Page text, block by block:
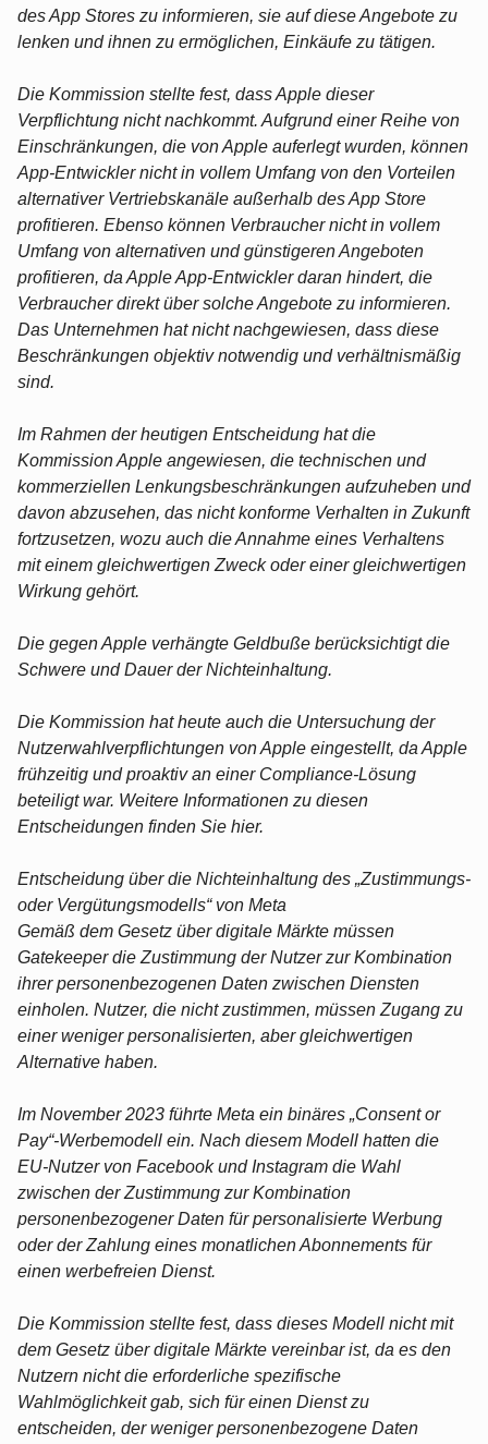
des App Stores zu informieren, sie auf diese Angebote zu
lenken und ihnen zu ermöglichen, Einkäufe zu tätigen.
Die Kommission stellte fest, dass Apple dieser
Verpflichtung nicht nachkommt. Aufgrund einer Reihe von
Einschränkungen, die von Apple auferlegt wurden, können
App-Entwickler nicht in vollem Umfang von den Vorteilen
alternativer Vertriebskanäle außerhalb des App Store
profitieren. Ebenso können Verbraucher nicht in vollem
Umfang von alternativen und günstigeren Angeboten
profitieren, da Apple App-Entwickler daran hindert, die
Verbraucher direkt über solche Angebote zu informieren.
Das Unternehmen hat nicht nachgewiesen, dass diese
Beschränkungen objektiv notwendig und verhältnismäßig
sind.
Im Rahmen der heutigen Entscheidung hat die
Kommission Apple angewiesen, die technischen und
kommerziellen Lenkungsbeschränkungen aufzuheben und
davon abzusehen, das nicht konforme Verhalten in Zukunft
fortzusetzen, wozu auch die Annahme eines Verhaltens
mit einem gleichwertigen Zweck oder einer gleichwertigen
Wirkung gehört.
Die gegen Apple verhängte Geldbuße berücksichtigt die
Schwere und Dauer der Nichteinhaltung.
Die Kommission hat heute auch die Untersuchung der
Nutzerwahlverpflichtungen von Apple eingestellt, da Apple
frühzeitig und proaktiv an einer Compliance-Lösung
beteiligt war. Weitere Informationen zu diesen
Entscheidungen finden Sie hier.
Entscheidung über die Nichteinhaltung des „Zustimmungs-
oder Vergütungsmodells“ von Meta
Gemäß dem Gesetz über digitale Märkte müssen
Gatekeeper die Zustimmung der Nutzer zur Kombination
ihrer personenbezogenen Daten zwischen Diensten
einholen. Nutzer, die nicht zustimmen, müssen Zugang zu
einer weniger personalisierten, aber gleichwertigen
Alternative haben.
Im November 2023 führte Meta ein binäres „Consent or
Pay“-Werbemodell ein. Nach diesem Modell hatten die
EU-Nutzer von Facebook und Instagram die Wahl
zwischen der Zustimmung zur Kombination
personenbezogener Daten für personalisierte Werbung
oder der Zahlung eines monatlichen Abonnements für
einen werbefreien Dienst.
Die Kommission stellte fest, dass dieses Modell nicht mit
dem Gesetz über digitale Märkte vereinbar ist, da es den
Nutzern nicht die erforderliche spezifische
Wahlmöglichkeit gab, sich für einen Dienst zu
entscheiden, der weniger personenbezogene Daten